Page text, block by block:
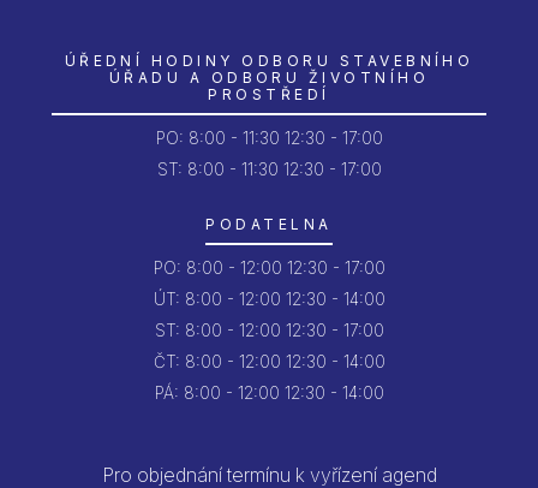
ÚŘEDNÍ HODINY ODBORU STAVEBNÍHO
ÚŘADU A ODBORU ŽIVOTNÍHO
PROSTŘEDÍ
PO: 8:00 - 11:30 12:30 - 17:00
ST: 8:00 - 11:30 12:30 - 17:00
PODATELNA
PO: 8:00 - 12:00 12:30 - 17:00
ÚT: 8:00 - 12:00 12:30 - 14:00
ST: 8:00 - 12:00 12:30 - 17:00
ČT: 8:00 - 12:00 12:30 - 14:00
PÁ: 8:00 - 12:00 12:30 - 14:00
Pro objednání termínu k vyřízení agend